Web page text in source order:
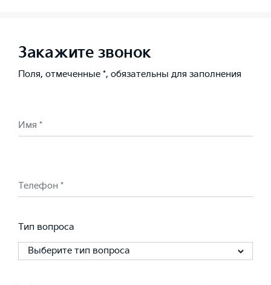
Закажите звонок
Поля, отмеченные *, обязательны для заполнения
Имя *
Телефон *
Тип вопроса
Выберите тип вопроса